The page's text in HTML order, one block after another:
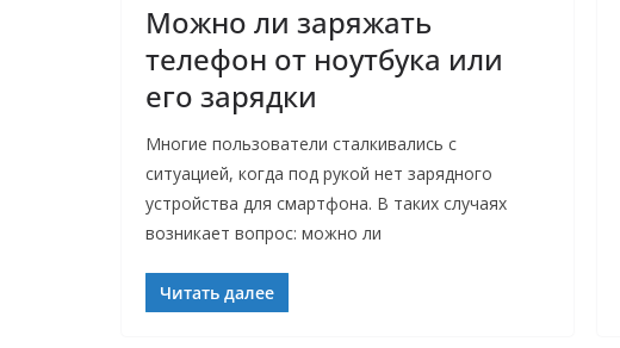
Можно ли заряжать
телефон от ноутбука или
его зарядки
Многие пользователи сталкивались с
ситуацией, когда под рукой нет зарядного
устройства для смартфона. В таких случаях
возникает вопрос: можно ли
Читать далее